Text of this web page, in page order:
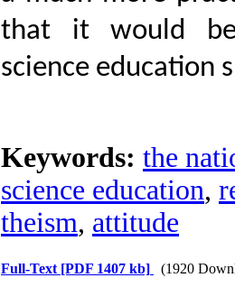
that it would be
science education
Keywords: the
science education,
theism, attitude
Full-Text [PDF 1407 kb] (1920